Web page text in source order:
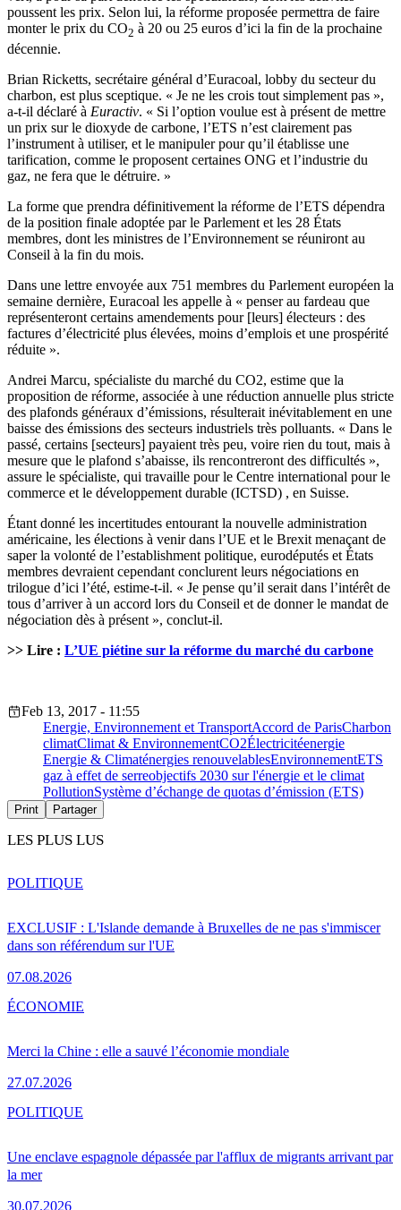
poussent les prix. Selon lui, la réforme proposée permettra de faire
monter le prix du CO2 à 20 ou 25 euros d’ici la fin de la prochaine
décennie.
Brian Ricketts, secrétaire général d’Euracoal, lobby du secteur du
charbon, est plus sceptique. « Je ne les crois tout simplement pas »,
a-t-il déclaré à Euractiv. « Si l’option voulue est à présent de mettre
un prix sur le dioxyde de carbone, l’ETS n’est clairement pas
l’instrument à utiliser, et le manipuler pour qu’il établisse une
tarification, comme le proposent certaines ONG et l’industrie du
gaz, ne fera que le détruire. »
La forme que prendra définitivement la réforme de l’ETS dépendra
de la position finale adoptée par le Parlement et les 28 États
membres, dont les ministres de l’Environnement se réuniront au
Conseil à la fin du mois.
Dans une lettre envoyée aux 751 membres du Parlement européen la
semaine dernière, Euracoal les appelle à « penser au fardeau que
représenteront certains amendements pour [leurs] électeurs : des
factures d’électricité plus élevées, moins d’emplois et une prospérité
réduite ».
Andrei Marcu, spécialiste du marché du CO2, estime que la
proposition de réforme, associée à une réduction annuelle plus stricte
des plafonds généraux d’émissions, résulterait inévitablement en une
baisse des émissions des secteurs industriels très polluants. « Dans le
passé, certains [secteurs] payaient très peu, voire rien du tout, mais à
mesure que le plafond s’abaisse, ils rencontreront des difficultés »,
assure le spécialiste, qui travaille pour le Centre international pour le
commerce et le développement durable (ICTSD) , en Suisse.
Étant donné les incertitudes entourant la nouvelle administration
américaine, les élections à venir dans l’UE et le Brexit menaçant de
saper la volonté de l’establishment politique, eurodéputés et États
membres devraient cependant conclurent leurs négociations en
trilogue d’ici l’été, estime-t-il. « Je pense qu’il serait dans l’intérêt de
tous d’arriver à un accord lors du Conseil et de donner le mandat de
négociation dès à présent », conclut-il.
>> Lire : L’UE piétine sur la réforme du marché du carbone
Feb 13, 2017 - 11:55
Energie, Environnement et TransportAccord de ParisCharbon
climatClimat & EnvironnementCO2Électricitéenergie
Energie & Climaténergies renouvelablesEnvironnementETS
gaz à effet de serreobjectifs 2030 sur l'énergie et le climat
PollutionSystème d’échange de quotas d’émission (ETS)
Print Partager
LES PLUS LUS
EXCLUSIF : L'Islande demande à Bruxelles de ne pas s'immiscer
dans son référendum sur l'UE
07.08.2026
POLITIQUE
Merci la Chine : elle a sauvé l’économie mondiale
27.07.2026
ÉCONOMIE
Une enclave espagnole dépassée par l'afflux de migrants arrivant par
la mer
30.07.2026
POLITIQUE